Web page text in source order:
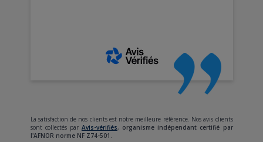
La satisfaction de nos clients est notre meilleure référence. Nos avis clients
sont collectés par Avis-vérifiés, organisme indépendant certifié par
l'AFNOR norme NF Z74-501.